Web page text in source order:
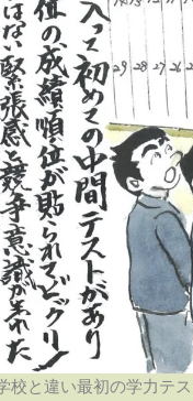
校と違い最初の学力テ